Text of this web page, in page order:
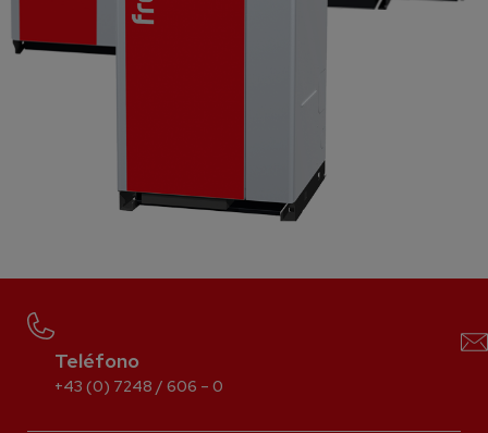
Teléfono
+43 (0) 7248 / 606 – 0